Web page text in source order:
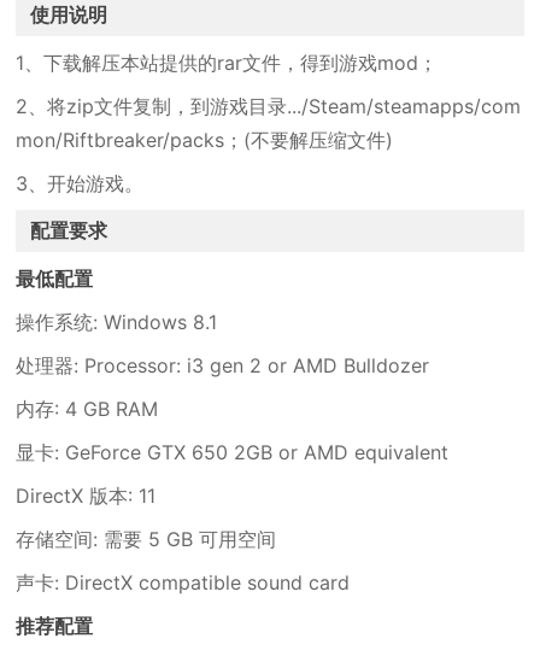
使用说明
1、下载解压本站提供的rar文件，得到游戏mod；
2、将zip文件复制，到游戏目录.../Steam/steamapps/com
mon/Riftbreaker/packs；(不要解压缩文件)
3、开始游戏。
配置要求
最低配置
操作系统: Windows 8.1
处理器: Processor: i3 gen 2 or AMD Bulldozer
内存: 4 GB RAM
显卡: GeForce GTX 650 2GB or AMD equivalent
DirectX 版本: 11
存储空间: 需要 5 GB 可用空间
声卡: DirectX compatible sound card
推荐配置